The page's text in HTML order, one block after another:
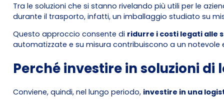
Tra le soluzioni che si stanno rivelando più utili per le
durante il trasporto, infatti, un imballaggio studiato su
Questo approccio consente di ridurre i costi legati alle
automatizzate e su misura contribuiscono a un
Perché investire in soluzioni
Conviene, quindi, nel lungo periodo, investire in una